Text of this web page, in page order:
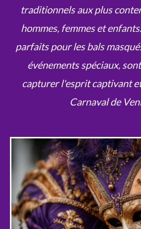
traditionnels aux plus
hommes, femmes et
parfaits pour les bals
événements spéciaux,
capturer l'esprit captivant
Carnaval de